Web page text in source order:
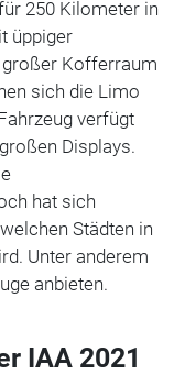
250 Kilometer in
üppiger
Kofferraum
sich die Limo
verfügt
Displays.
hat sich
Städten in
Unter anderem
anbieten.
IAA 2021